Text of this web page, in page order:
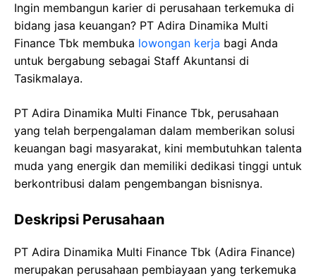
Ingin membangun karier di perusahaan terkemuka di
bidang jasa keuangan? PT Adira Dinamika Multi
Finance Tbk membuka lowongan kerja bagi Anda
untuk bergabung sebagai Staff Akuntansi di
Tasikmalaya.
PT Adira Dinamika Multi Finance Tbk, perusahaan
yang telah berpengalaman dalam memberikan solusi
keuangan bagi masyarakat, kini membutuhkan talenta
muda yang energik dan memiliki dedikasi tinggi untuk
berkontribusi dalam pengembangan bisnisnya.
Deskripsi Perusahaan
PT Adira Dinamika Multi Finance Tbk (Adira Finance)
merupakan perusahaan pembiayaan yang terkemuka